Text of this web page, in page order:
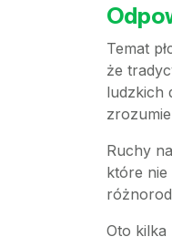
Temat
że
ludzkich
Ruchy
które nie
Oto kilka